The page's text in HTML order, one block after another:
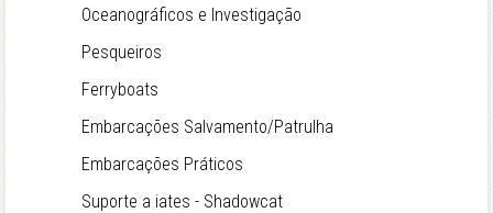
Oceanográficos e Investigação
Pesqueiros
Ferryboats
Embarcações Salvamento/Patrulha
Embarcações Práticos
Suporte a iates - Shadowcat